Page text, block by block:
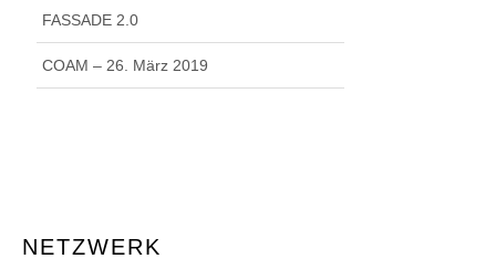
FASSADE 2.0
COAM – 26. März 2019
NETZWERK